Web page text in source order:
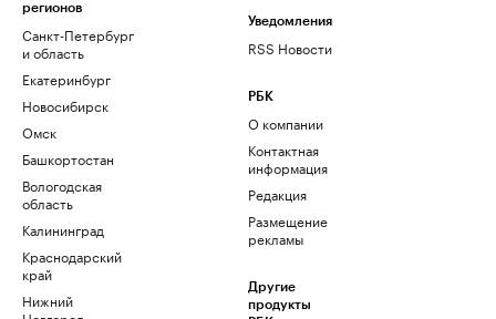
регионов
Санкт-Петербург
и область
Екатеринбург
Новосибирск
Омск
Башкортостан
Вологодская
область
Калининград
Краснодарский
край
Нижний
Уведомления
RSS Новости
РБК
О компании
Контактная
информация
Редакция
Размещение
рекламы
Другие
продукты